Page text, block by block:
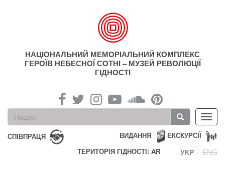
НАЦІОНАЛЬНИЙ МЕМОРІАЛЬНИЙ КОМПЛЕКС
ГЕРОЇВ НЕБЕСНОЇ СОТНІ – МУЗЕЙ РЕВОЛЮЦІЇ
ГІДНОСТІ
Пошукова
форма
Пошук
СПІВПРАЦЯ ЕКСКУРСІЇ
ВИДАННЯ
ТЕРИТОРІЯ ГІДНОСТІ: AR
УКР ENG